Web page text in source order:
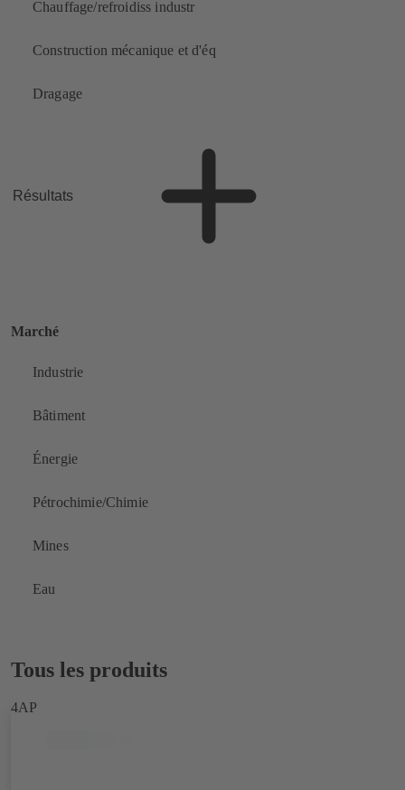
Chauffage/refroidiss industr
Construction mécanique et d'éq
Dragage
Résultats
Marché
Industrie
Bâtiment
Énergie
Pétrochimie/Chimie
Mines
Eau
Tous les produits
4AP